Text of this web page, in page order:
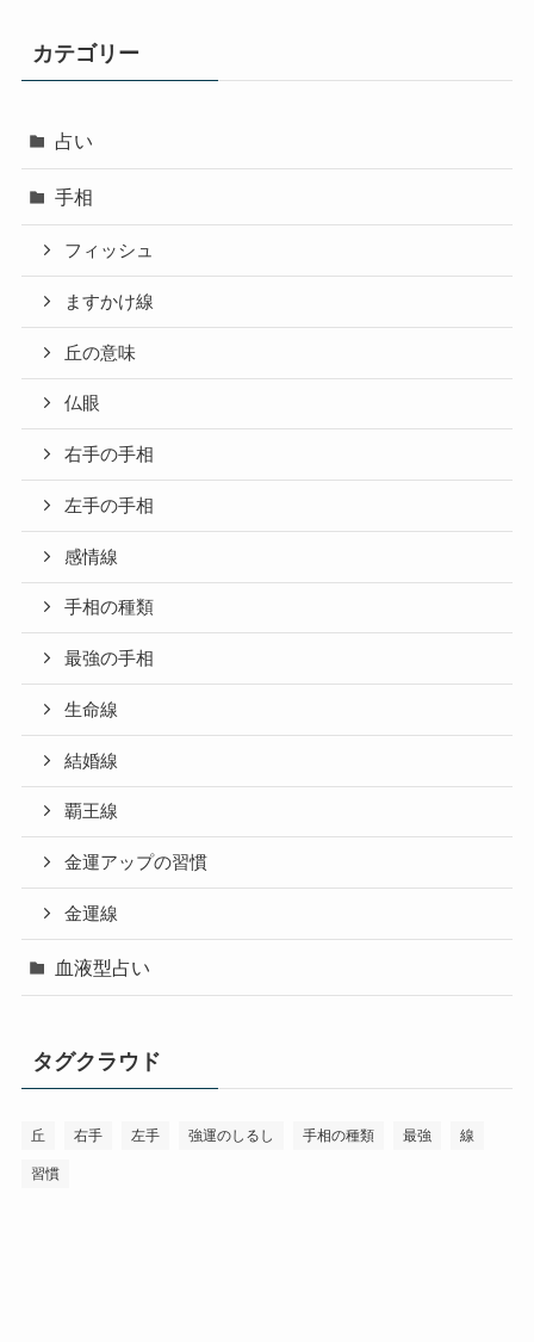
カテゴリー
占い
手相
フィッシュ
ますかけ線
丘の意味
仏眼
右手の手相
左手の手相
感情線
手相の種類
最強の手相
生命線
結婚線
覇王線
金運アップの習慣
金運線
血液型占い
タグクラウド
丘 右手 左手 強運のしるし 手相の種類 最強 線
習慣